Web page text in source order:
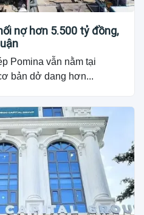
nợ hơn 5.500 tỷ đồng,
Pomina vẫn nằm tại
bản dở dang hơn...